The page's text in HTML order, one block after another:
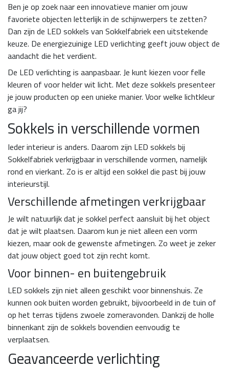
Ben je op zoek naar een innovatieve manier om jouw
favoriete objecten letterlijk in de schijnwerpers te zetten?
Dan zijn de LED sokkels van Sokkelfabriek een uitstekende
keuze. De energiezuinige LED verlichting geeft jouw object de
aandacht die het verdient.
De LED verlichting is aanpasbaar. Je kunt kiezen voor felle
kleuren of voor helder wit licht. Met deze sokkels presenteer
je jouw producten op een unieke manier. Voor welke lichtkleur
ga jij?
Sokkels in verschillende vormen
Ieder interieur is anders. Daarom zijn LED sokkels bij
Sokkelfabriek verkrijgbaar in verschillende vormen, namelijk
rond en vierkant. Zo is er altijd een sokkel die past bij jouw
interieurstijl.
Verschillende afmetingen verkrijgbaar
Je wilt natuurlijk dat je sokkel perfect aansluit bij het object
dat je wilt plaatsen. Daarom kun je niet alleen een vorm
kiezen, maar ook de gewenste afmetingen. Zo weet je zeker
dat jouw object goed tot zijn recht komt.
Voor binnen- en buitengebruik
LED sokkels zijn niet alleen geschikt voor binnenshuis. Ze
kunnen ook buiten worden gebruikt, bijvoorbeeld in de tuin of
op het terras tijdens zwoele zomeravonden. Dankzij de holle
binnenkant zijn de sokkels bovendien eenvoudig te
verplaatsen.
Geavanceerde verlichting